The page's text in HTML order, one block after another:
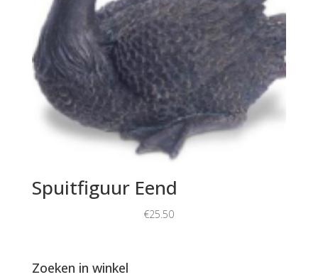
Spuitfiguur Eend
€25.50
Zoeken in winkel